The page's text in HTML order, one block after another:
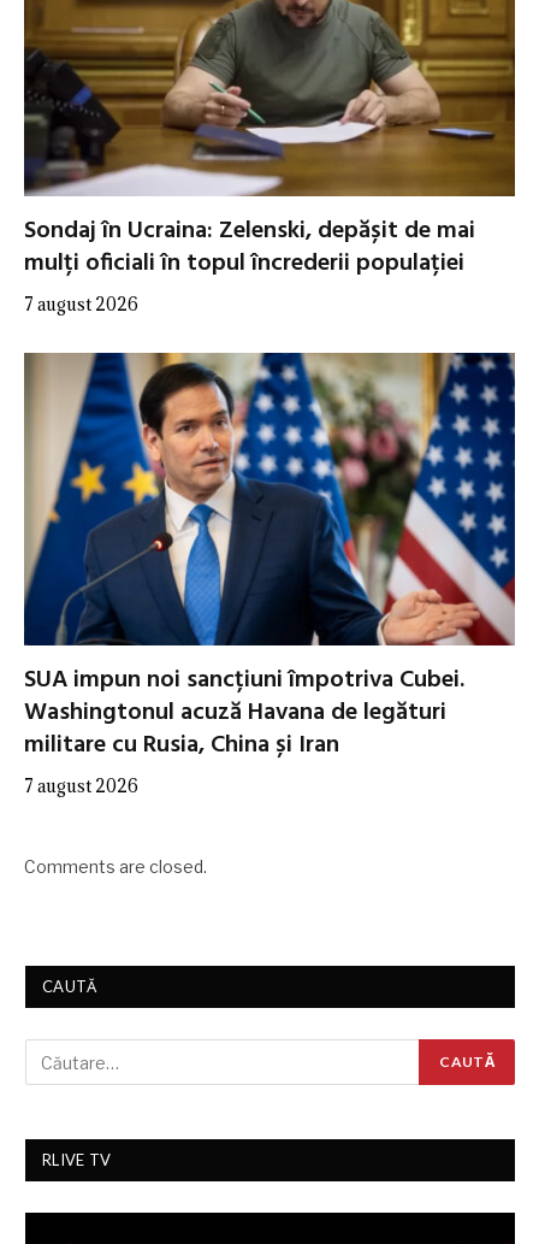
Sondaj în Ucraina: Zelenski, depășit de mai
mulți oficiali în topul încrederii populației
7 august 2026
SUA impun noi sancțiuni împotriva Cubei.
Washingtonul acuză Havana de legături
militare cu Rusia, China și Iran
7 august 2026
Comments are closed.
CAUTĂ
RLIVE TV